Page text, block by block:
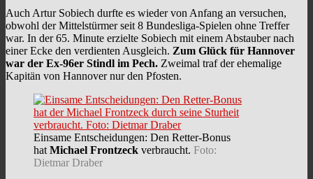
Auch Artur Sobiech durfte es wieder von Anfang an versuchen,
obwohl der Mittelstürmer seit 8 Bundesliga-Spielen ohne Treffer
war. In der 65. Minute erzielte Sobiech mit einem Abstauber nach
einer Ecke den verdienten Ausgleich. Zum Glück für Hannover
war der Ex-96er Stindl im Pech. Zweimal traf der ehemalige
Kapitän von Hannover nur den Pfosten.
Einsame Entscheidungen: Den Retter-Bonus
hat Michael Frontzeck verbraucht. Foto:
Dietmar Draber